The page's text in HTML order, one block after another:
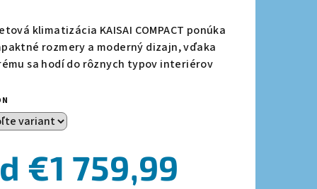
klimatizácia KAISAI COMPACT ponúka
rozmery a moderný dizajn, vďaka
sa hodí do rôznych typov interiérov
€1 759,99